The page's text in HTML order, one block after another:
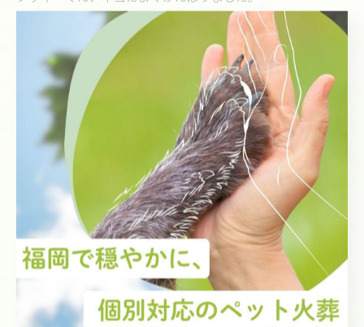
どうか、ゆっくりと休んでください🌈💐
福岡･筑豊エリアで愛犬のやさしいお見送り
愛犬のペット火葬
< 前のページ 一覧に戻る 次のページ >
カテゴリー Categories
全てのカテゴリー
愛犬のペット火葬